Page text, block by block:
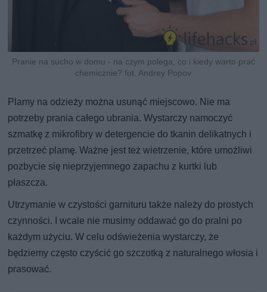
Pranie na sucho w domu - na czym polega, co i kiedy warto prać
chemicznie? fot. Andrey Popov
Plamy na odzieży można usunąć miejscowo. Nie ma
potrzeby prania całego ubrania. Wystarczy namoczyć
szmatkę z mikrofibry w detergencie do tkanin delikatnych i
przetrzeć plamę. Ważne jest też wietrzenie, które umożliwi
pozbycie się nieprzyjemnego zapachu z kurtki lub
płaszcza.
Utrzymanie w czystości garnituru także należy do prostych
czynności. I wcale nie musimy oddawać go do pralni po
każdym użyciu. W celu odświeżenia wystarczy, że
będziemy często czyścić go szczotką z naturalnego włosia i
prasować.